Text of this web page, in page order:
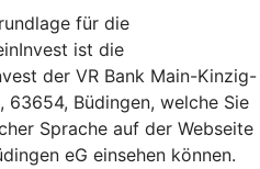
für die
ist die
der VR Bank Main-Kinzig-
63654, Büdingen, welche Sie
Sprache auf der Webseite
eG einsehen können.